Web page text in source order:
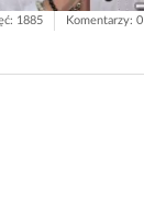
1885 Komentarzy: 0